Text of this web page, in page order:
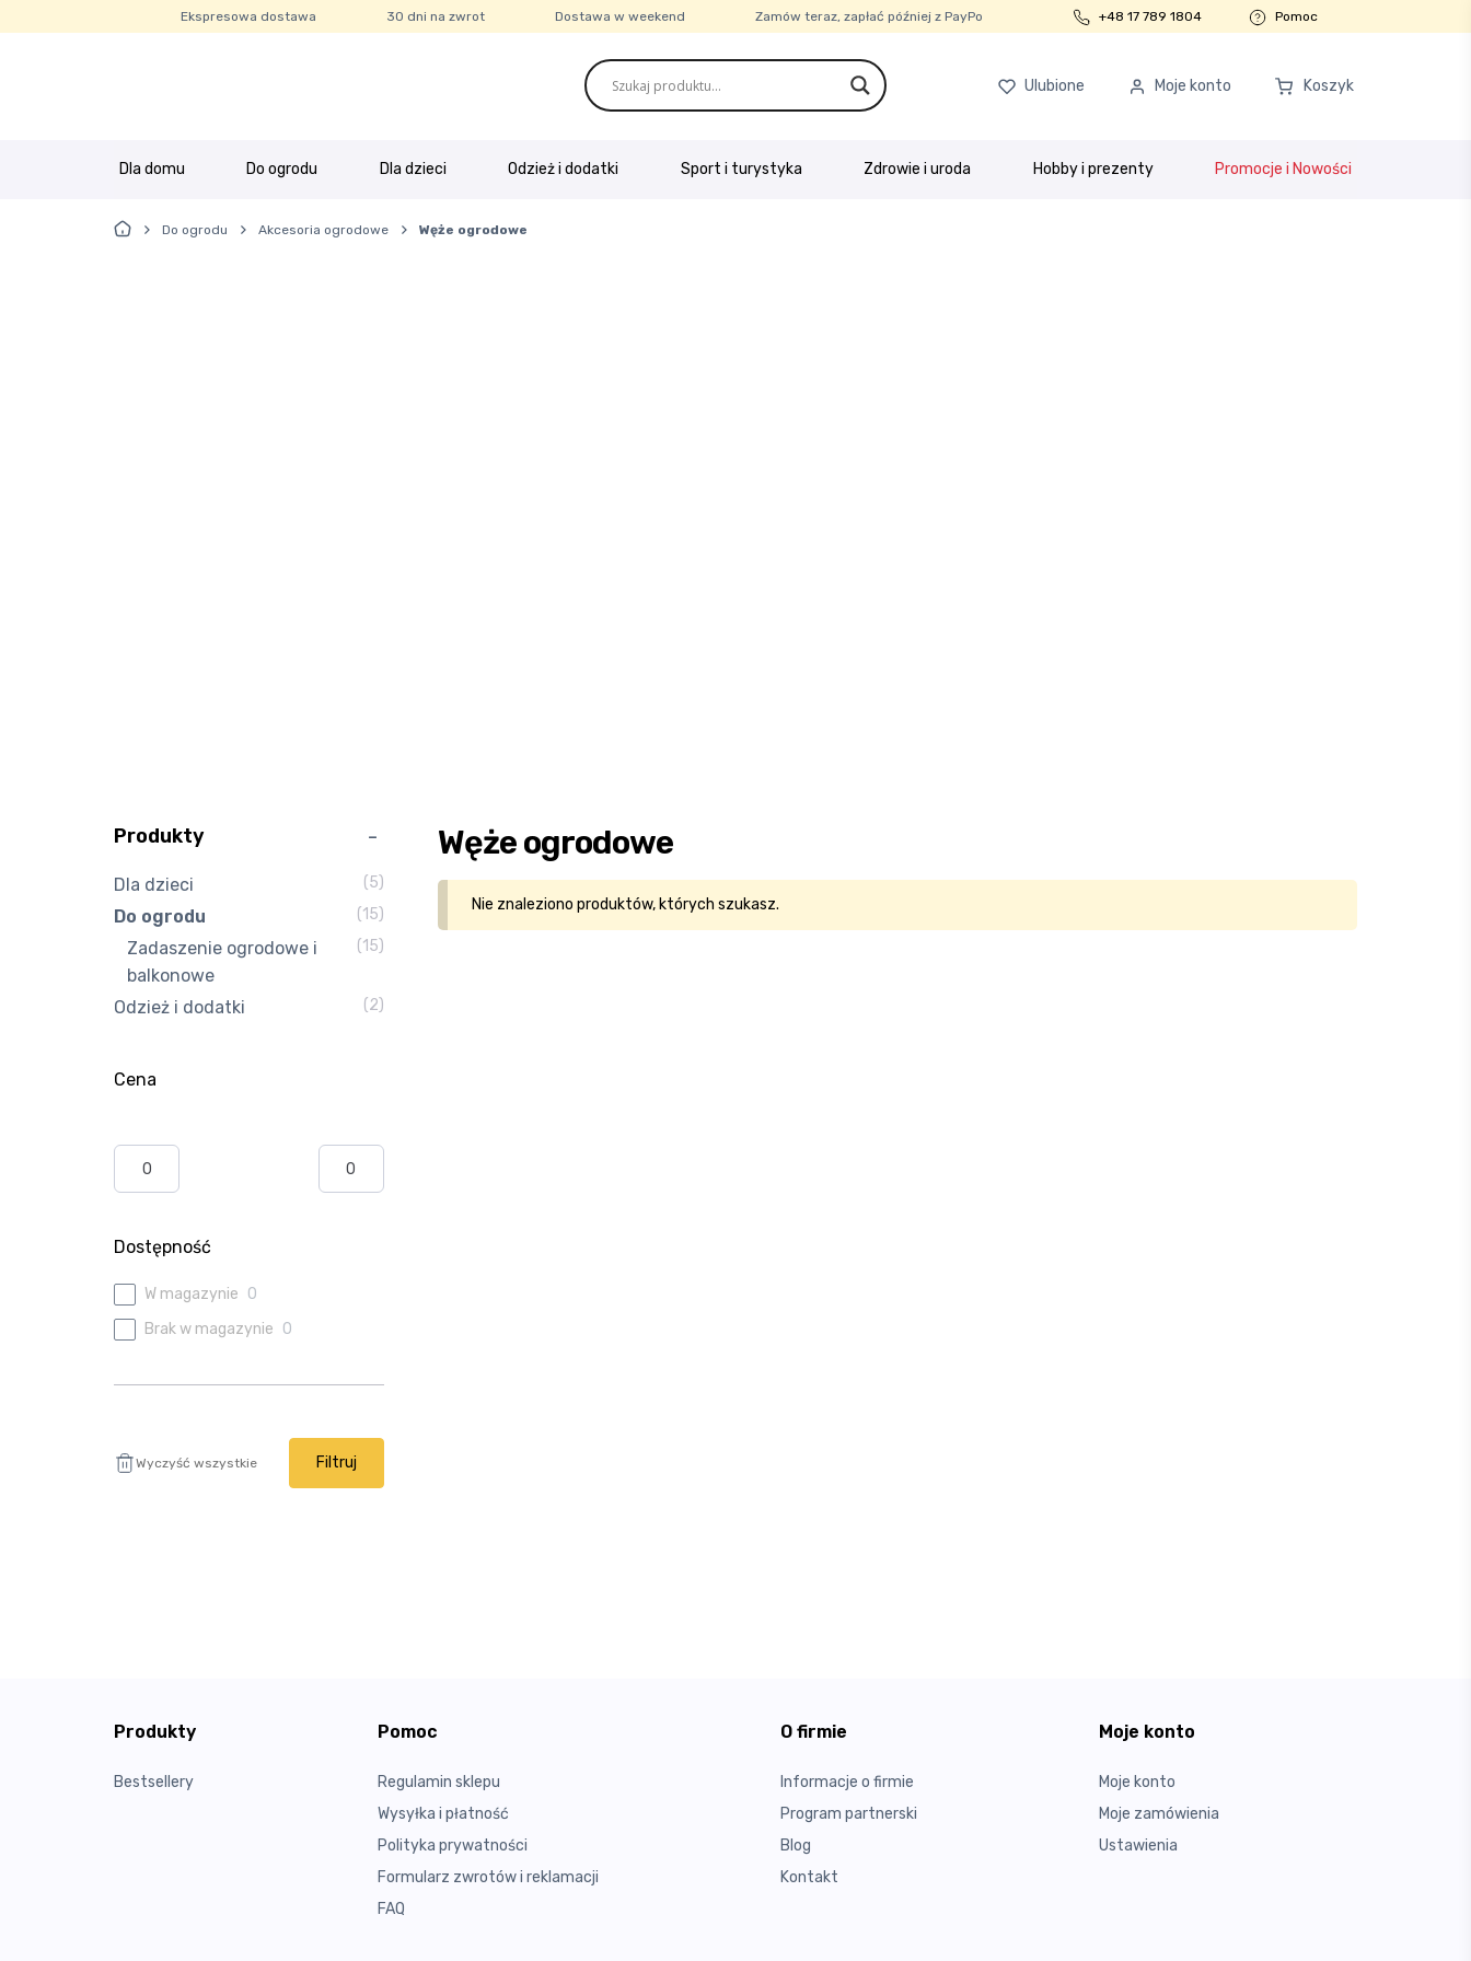
Ekspresowa dostawa 30 dni na zwrot Dostawa w weekend Zamów teraz, zapłać później z PayPo +48 17 789 1804 Pomoc
Ulubione Moje konto Koszyk
Dla domu Do ogrodu Dla dzieci Odzież i dodatki Sport i turystyka Zdrowie i uroda Hobby i prezenty Promocje i Nowości
Strona główna Bestsellery Blog FAQ Informacje o firmie
Strona główna
Do ogrodu Akcesoria ogrodowe Węże ogrodowe
Węże ogrodowe
Nie znaleziono produktów, których szukasz.
Produkty
Dla dzieci (5)
Do ogrodu (15)
Zadaszenie ogrodowe i
balkonowe
(15)
Odzież i dodatki (2)
Cena
Dostępność
W magazynie 0
Brak w magazynie 0
Filtruj
Wyczyść wszystkie
Produkty
Bestsellery
Pomoc
Regulamin sklepu
Wysyłka i płatność
Polityka prywatności
Formularz zwrotów i reklamacji
FAQ
O firmie
Informacje o firmie
Program partnerski
Blog
Kontakt
Moje konto
Moje konto
Moje zamówienia
Ustawienia